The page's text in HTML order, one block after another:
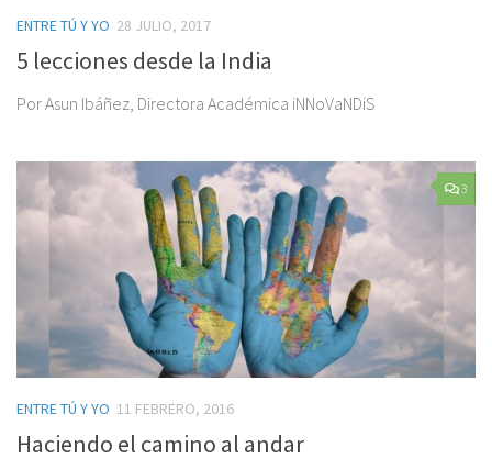
ENTRE TÚ Y YO 28 JULIO, 2017
5 lecciones desde la India
Por Asun Ibáñez, Directora Académica iNNoVaNDiS
3
ENTRE TÚ Y YO 11 FEBRERO, 2016
Haciendo el camino al andar